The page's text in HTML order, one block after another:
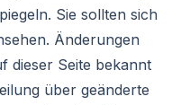
Sie sollten sich
Änderungen
dieser Seite bekannt
über geänderte